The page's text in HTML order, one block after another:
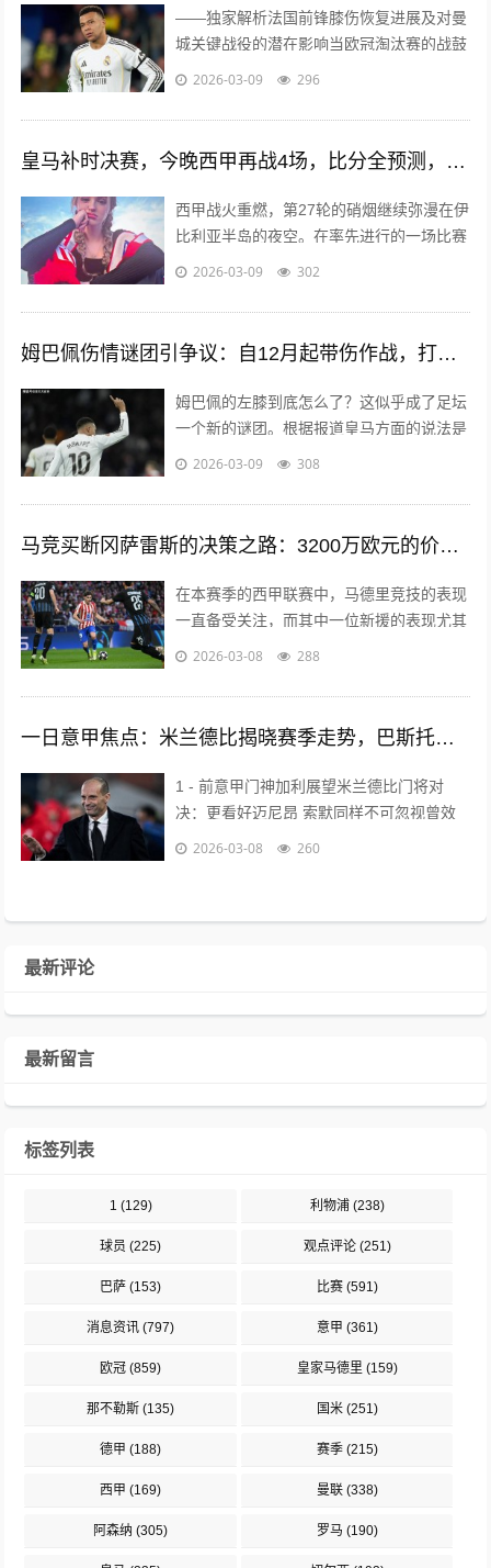
——独家解析法国前锋膝伤恢复进展及对曼
城关键战役的潜在影响当欧冠淘汰赛的战鼓
即将敲响，当皇...
2026-03-09 296
皇马补时决赛，今晚西甲再战4场，比分全预测，巴萨要爆冷输球？
西甲战火重燃，第27轮的硝烟继续弥漫在伊
比利亚半岛的夜空。在率先进行的一场比赛
中，皇家马德...
2026-03-09 302
姆巴佩伤情谜团引争议：自12月起带伤作战，打曼城到底该不该上
姆巴佩的左膝到底怎么了？这似乎成了足坛
一个新的谜团。根据报道皇马方面的说法是
“扭伤”，但实...
2026-03-09 308
马竞买断冈萨雷斯的决策之路：3200万欧元的价值赌局
在本赛季的西甲联赛中，马德里竞技的表现
一直备受关注，而其中一位新援的表现尤其
引人注目。阿根...
2026-03-08 288
一日意甲焦点：米兰德比揭晓赛季走势，巴斯托尼或8000万离队
1 - 前意甲门神加利展望米兰德比门将对
决：更看好迈尼昂 索默同样不可忽视曾效
力AC米兰、...
2026-03-08 260
最新评论
最新留言
标签列表
1 (129) 利物浦(238)
球员 (225) 观点评论(251)
巴萨 (153) 比赛(591)
消息资讯 (797) 意甲 (361)
欧冠 (859) 皇家马德里 (159)
那不勒斯 (135) 国米(251)
德甲 (188) 赛季(215)
西甲 (169) 曼联(338)
阿森纳 (305) 罗马 (190)